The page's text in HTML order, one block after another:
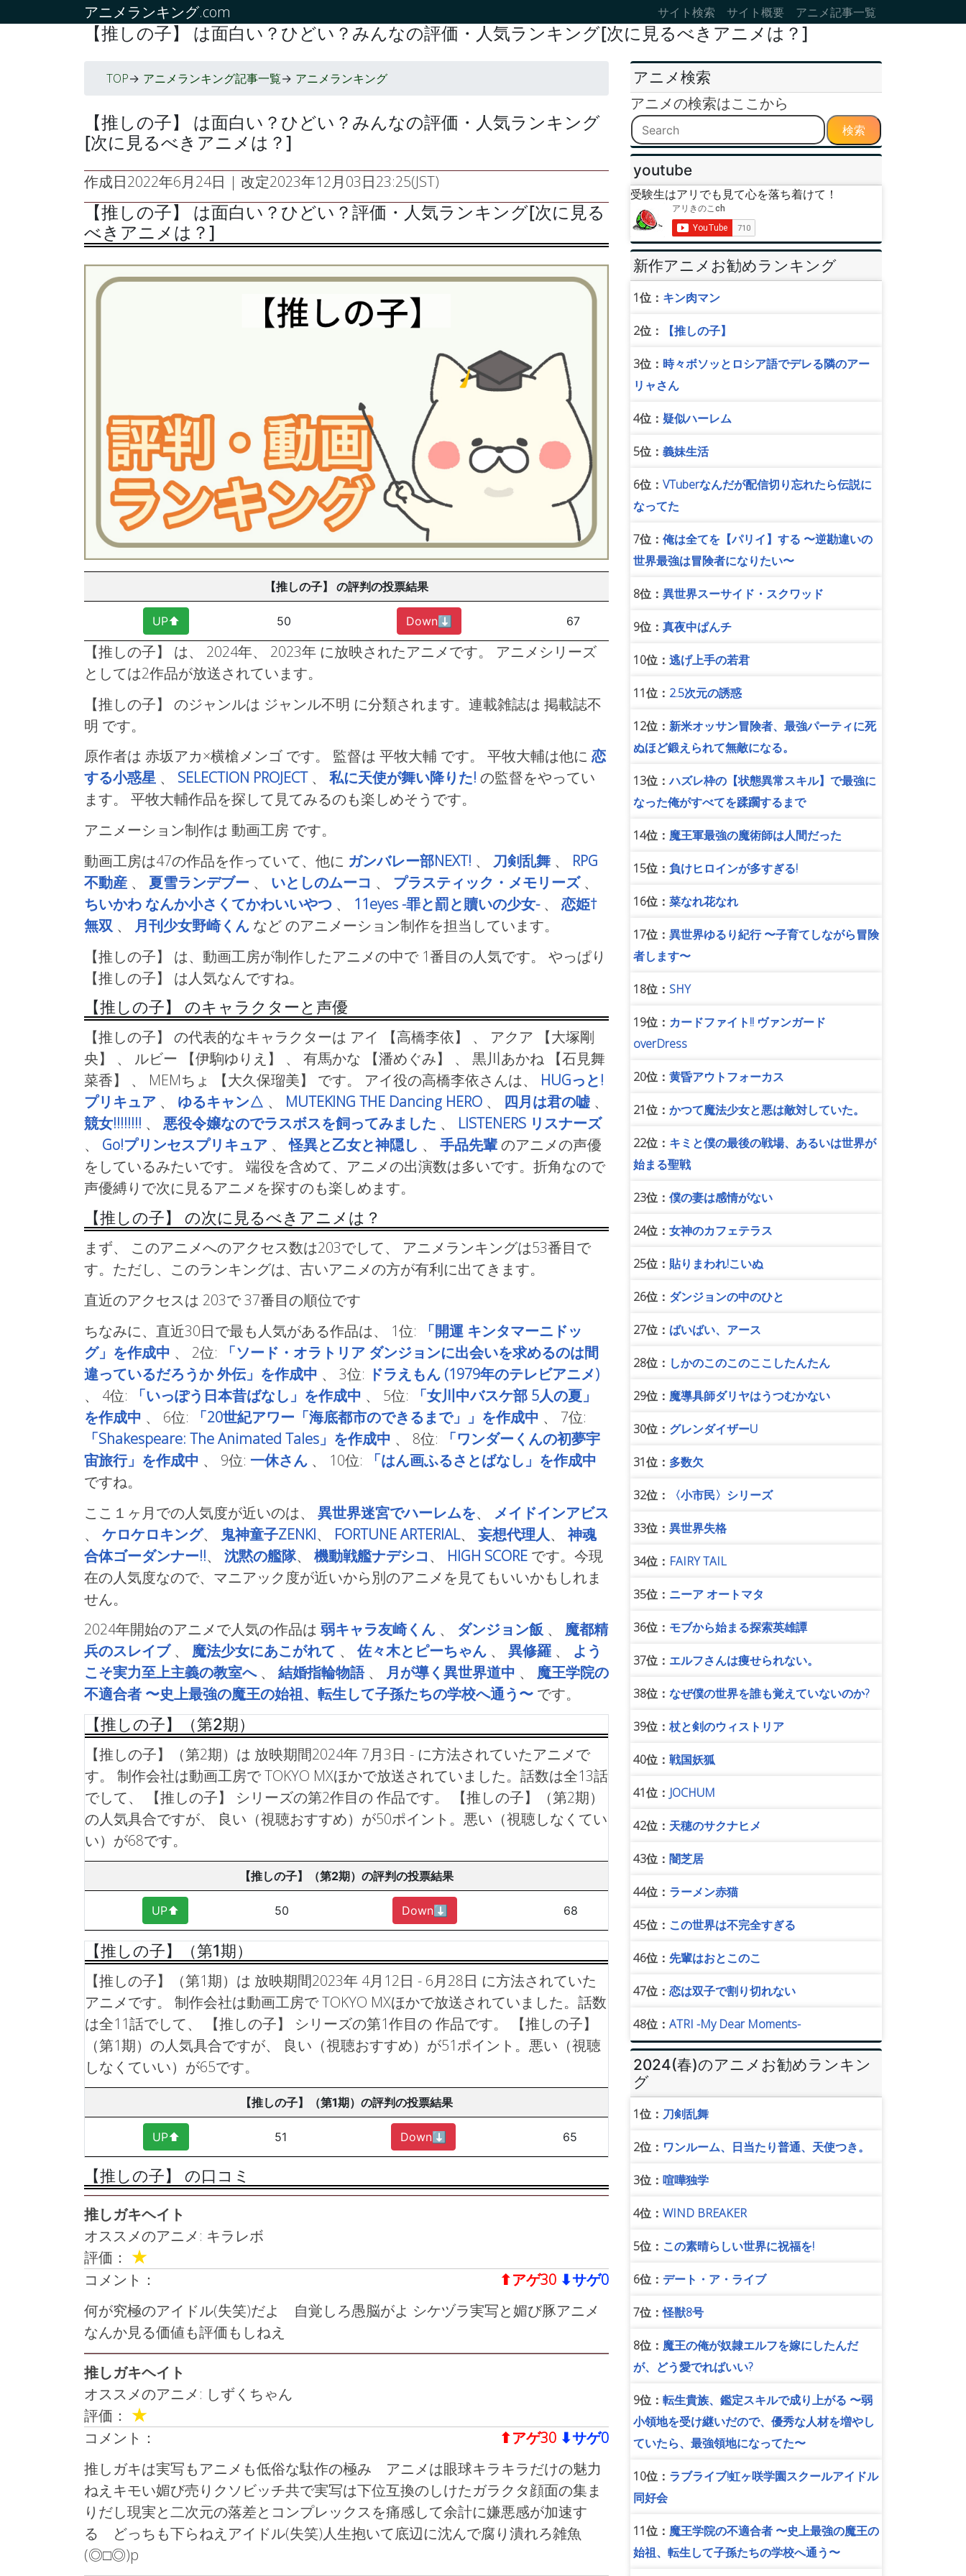
アニメランキング.com サイト検索 サイト概要 アニメ記事一覧
【推しの子】 は面白い？ひどい？みんなの評価・人気ランキング[次に見るべきアニメは？]
TOP-> アニメランキング記事一覧-> アニメランキング
【推しの子】 は面白い？ひどい？みんなの評価・人気ランキング
[次に見るべきアニメは？]
作成日2022年6月24日 | 改定2023年12月03日23:25(JST)
【推しの子】 は面白い？ひどい？評価・人気ランキング[次に見る
べきアニメは？]
【推しの子】 の評判の投票結果
UP⬆︎ 50 Down⬇︎ 67
【推しの子】 は、 2024年、 2023年 に放映されたアニメです。 アニメシリーズ
としては2作品が放送されています。
【推しの子】 のジャンルは ジャンル不明 に分類されます。連載雑誌は 掲載誌不
明 です。
原作者は 赤坂アカ×横槍メンゴ です。 監督は 平牧大輔 です。 平牧大輔は他に 恋
する小惑星 、 SELECTION PROJECT、 私に天使が舞い降りた! の監督をやってい
ます。 平牧大輔作品を探して見てみるのも楽しめそうです。
アニメーション制作は 動画工房 です。
動画工房は47の作品を作っていて、他に ガンバレー部NEXT! 、 刀剣乱舞 、 RPG
不動産 、 夏雪ランデブー 、 いとしのムーコ 、 プラスティック・メモリーズ、
ちいかわ なんか小さくてかわいいやつ 、 11eyes -罪と罰と贖いの少女-、 恋姫†
無双 、 月刊少女野崎くん などのアニメーション制作を担当しています。
【推しの子】 は、動画工房が制作したアニメの中で 1番目の人気です。 やっぱり
【推しの子】 は人気なんですね。
【推しの子】 のキャラクターと声優
【推しの子】 の代表的なキャラクターは アイ
【高橋李依】 、 アクア
【大塚剛
央】 、 ルビー
【伊駒ゆりえ】 、 有馬かな 【潘めぐみ】 、 黒川あかね
【石見舞
菜香】 、 MEMちょ
【大久保瑠美】 です。 アイ役の高橋李依さんは、 HUGっと!
プリキュア 、 ゆるキャン△ 、 MUTEKING THE Dancing HERO 、 四月は君の嘘 、
競女!!!!!!!! 、 悪役令嬢なのでラスボスを飼ってみました 、 LISTENERS リスナーズ
、 Go!プリンセスプリキュア 、怪異と乙女と神隠し 、 手品先輩のアニメの声優
をしているみたいです。 端役を含めて、アニメの出演数は多いです。折角なので
声優縛りで次に見るアニメを探すのも楽しめます。
【推しの子】 の次に見るべきアニメは？
まず、 このアニメへのアクセス数は203でして、 アニメランキングは53番目で
す。ただし、このランキングは、古いアニメの方が有利に出てきます。
直近のアクセスは 203で37番目の順位です
ちなみに、直近30日で最も人気がある作品は、 1位:
「開運 キンタマーニドッ
グ」を作成中 、 2位:
「ソード・オラトリア ダンジョンに出会いを求めるのは間
違っているだろうか 外伝」を作成中 、 3位: ドラえもん (1979年のテレビアニメ)
、 4位: 「いっぽう日本昔ばなし」を作成中 、 5位:
「女川中バスケ部 5人の夏」
を作成中 、 6位: 「20世紀アワー「海底都市のできるまで」」を作成中 、 7位:
「Shakespeare: The Animated Tales」を作成中 、 8位:
「ワンダーくんの初夢宇
宙旅行」を作成中 、 9位: 一休さん 、 10位:
「はん画ふるさとばなし」を作成中
ですね。
ここ１ヶ月での人気度が近いのは、 異世界迷宮でハーレムを、 メイドインアビス
、 ケロケロキング、 鬼神童子ZENKI、 FORTUNE ARTERIAL、 妄想代理人、神魂
合体ゴーダンナー!!、 沈黙の艦隊、 機動戦艦ナデシコ、 HIGH SCORE です。今現
在の人気度なので、マニアック度が近いから別のアニメを見てもいいかもしれま
せん。
2024年開始のアニメで人気の作品は 弱キャラ友崎くん 、 ダンジョン飯、 魔都精
兵のスレイブ、 魔法少女にあこがれて 、 佐々木とピーちゃん 、 異修羅 、 よう
こそ実力至上主義の教室へ 、 結婚指輪物語、 月が導く異世界道中 、 魔王学院の
不適合者 〜史上最強の魔王の始祖、転生して子孫たちの学校へ通う〜 です。
【推しの子】（第2期）
【推しの子】（第2期）は 放映期間2024年 7月3日 - に方法されていたアニメで
す。 制作会社は動画工房で TOKYO MXほかで放送されていました。話数は全13話
でして、 【推しの子】 シリーズの第2作目の 作品です。
【推しの子】（第2期）
の人気具合ですが、 良い（視聴おすすめ）が50ポイント。悪い（視聴しなくてい
い）が68です。
【推しの子】（第2期）の評判の投票結果
UP⬆︎ 50 Down⬇︎ 68
【推しの子】（第1期）
【推しの子】（第1期）は 放映期間2023年 4月12日 - 6月28日 に方法されていた
アニメです。 制作会社は動画工房で TOKYO MXほかで放送されていました。話数
は全11話でして、 【推しの子】 シリーズの第1作目の 作品です。
【推しの子】
（第1期）の人気具合ですが、 良い（視聴おすすめ）が51ポイント。悪い（視聴
しなくていい）が65です。
【推しの子】（第1期）の評判の投票結果
UP⬆︎ 51 Down⬇︎ 65
【推しの子】 の口コミ
推しガキヘイト
オススメのアニメ: キラレボ
評価： ★
コメント： ⬆︎アゲ30 ⬇︎サゲ0
何が究極のアイドル(失笑)だよ 自覚しろ愚脳がよ シケヅラ実写と媚び豚アニメ
なんか見る価値も評価もしねえ
推しガキヘイト
オススメのアニメ: しずくちゃん
評価： ★
コメント： ⬆︎アゲ30 ⬇︎サゲ0
推しガキは実写もアニメも低俗な駄作の極み アニメは眼球キラキラだけの魅力
ねえキモい媚び売りクソビッチ共で実写は下位互換のしけたガラクタ顔面の集ま
りだし現実と二次元の落差とコンプレックスを痛感して余計に嫌悪感が加速す
る どっちも下らねえアイドル(失笑)人生抱いて底辺に沈んで腐り潰れろ雑魚
(◎□◎)p
アニメ検索
アニメの検索はここから
検索
youtube
受験生はアリでも見て心を落ち着けて！
新作アニメお勧めランキング
1位： キン肉マン
2位： 【推しの子】
3位： 時々ボソッとロシア語でデレる隣のアー
リャさん
4位： 疑似ハーレム
5位： 義妹生活
6位： VTuberなんだが配信切り忘れたら伝説に
なってた
7位： 俺は全てを【パリイ】する 〜逆勘違いの
世界最強は冒険者になりたい〜
8位： 異世界スーサイド・スクワッド
9位： 真夜中ぱんチ
10位： 逃げ上手の若君
11位： 2.5次元の誘惑
12位： 新米オッサン冒険者、最強パーティに死
ぬほど鍛えられて無敵になる。
13位：ハズレ枠の【状態異常スキル】で最強に
なった俺がすべてを蹂躙するまで
14位： 魔王軍最強の魔術師は人間だった
15位： 負けヒロインが多すぎる!
16位： 菜なれ花なれ
17位： 異世界ゆるり紀行 〜子育てしながら冒険
者します〜
18位： SHY
19位： カードファイト!! ヴァンガード
overDress
20位： 黄昏アウトフォーカス
21位： かつて魔法少女と悪は敵対していた。
22位： キミと僕の最後の戦場、あるいは世界が
始まる聖戦
23位： 僕の妻は感情がない
24位： 女神のカフェテラス
25位： 貼りまわれ!こいぬ
26位： ダンジョンの中のひと
27位： ばいばい、アース
28位： しかのこのこのここしたんたん
29位： 魔導具師ダリヤはうつむかない
30位： グレンダイザーU
31位： 多数欠
32位： 〈小市民〉シリーズ
33位： 異世界失格
34位： FAIRY TAIL
35位： ニーア オートマタ
36位： モブから始まる探索英雄譚
37位： エルフさんは痩せられない。
38位： なぜ僕の世界を誰も覚えていないのか?
39位： 杖と剣のウィストリア
40位： 戦国妖狐
41位： JOCHUM
42位： 天穂のサクナヒメ
43位： 闇芝居
44位： ラーメン赤猫
45位： この世界は不完全すぎる
46位： 先輩はおとこのこ
47位： 恋は双子で割り切れない
48位： ATRI -My Dear Moments-
2024(春)のアニメお勧めランキン
グ
1位： 刀剣乱舞
2位： ワンルーム、日当たり普通、天使つき。
3位： 喧嘩独学
4位： WIND BREAKER
5位： この素晴らしい世界に祝福を!
6位： デート・ア・ライブ
7位：怪獣8号
8位： 魔王の俺が奴隷エルフを嫁にしたんだ
が、どう愛でればいい?
9位： 転生貴族、鑑定スキルで成り上がる 〜弱
小領地を受け継いだので、優秀な人材を増やし
ていたら、最強領地になってた〜
10位： ラブライブ!虹ヶ咲学園スクールアイドル
同好会
11位： 魔王学院の不適合者 〜史上最強の魔王の
始祖、転生して子孫たちの学校へ通う〜